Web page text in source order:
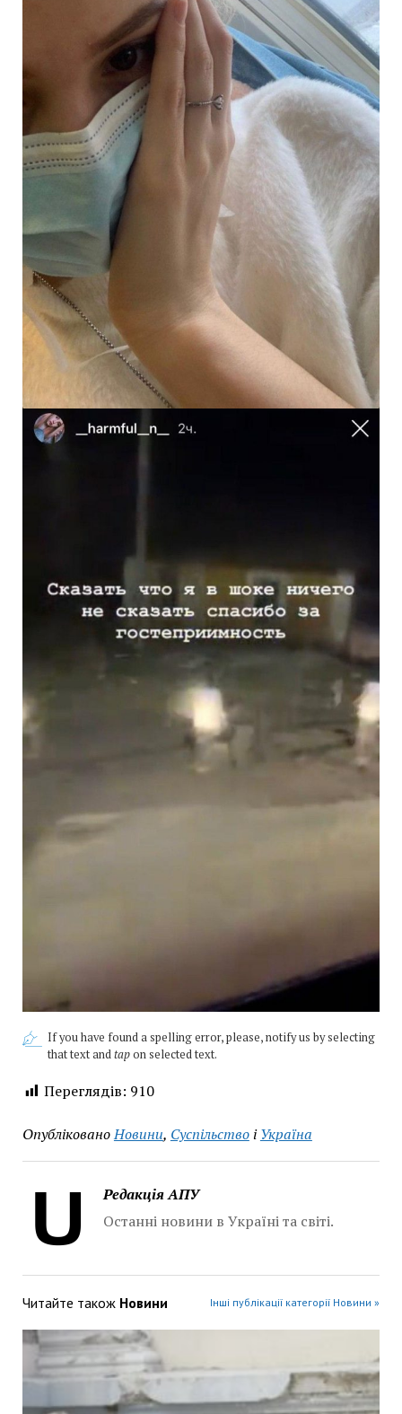
If you have found a spelling error, please, notify us by selecting
that text andtapon selected text.
Переглядів: 910
ОпублікованоНовини, СуспільствоіУкраїна
Редакція АПУ
Останні новини в Україні та світі.
Читайте також Новини Інші публікації категорії Новини »